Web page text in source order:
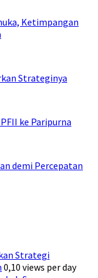
Ketimpangan
Strateginya
ke Paripurna
demi Percepatan
Strategi
0,10 views per day